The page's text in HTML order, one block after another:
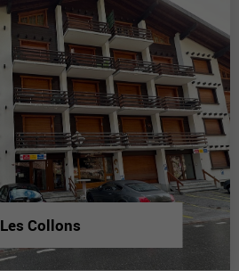
Les Collons